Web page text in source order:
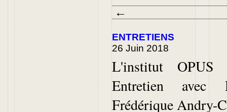
PAGE ACCUEIL
←
ENTRETIENS
26 Juin 2018
L'institut OPUS
Entretien avec
Frédérique Andry-